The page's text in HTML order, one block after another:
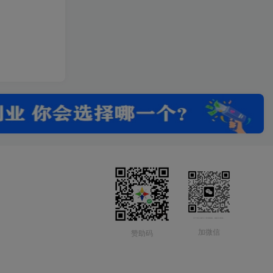
赞助码 加微信